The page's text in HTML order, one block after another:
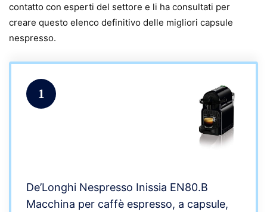
contatto con esperti del settore e li ha consultati per
creare questo elenco definitivo delle migliori capsule
nespresso.
1
De’Longhi Nespresso Inissia EN80.B
Macchina per caffè espresso, a capsule,